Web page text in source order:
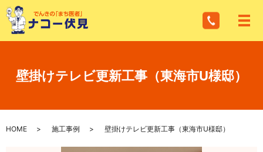
メ
壁掛けテレビ更新工事（東海市U様邸）
HOME 施工事例 壁掛けテレビ更新工事（東海市U様邸）